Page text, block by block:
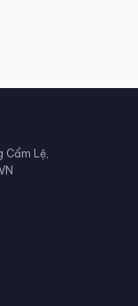
Cẩm Lệ,